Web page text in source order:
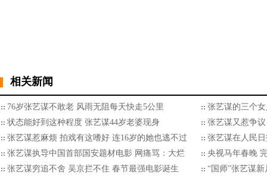
相关新闻
76岁张艺谋不敢老 风雨无阻每天快走5公里
张艺谋的三个
状态能好到这种程度 张艺谋44岁老婆现身
张艺谋又惹争
张艺谋惹麻烦 拍戏有这嗜好 连16岁的她也逃不过
张艺谋在人民
张艺谋执导中国首部国安题材电影 网痛骂：大烂
央视马年春晚
张艺谋穷追不舍 吴京拦不住 春节最强电影诞生
“国师”张艺谋